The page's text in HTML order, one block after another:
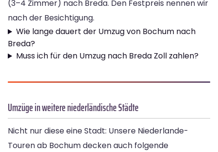
(3–4 Zimmer) nach Breda. Den Festpreis nennen wir
nach der Besichtigung.
Wie lange dauert der Umzug von Bochum nach
Breda?
Muss ich für den Umzug nach Breda Zoll zahlen?
Umzüge in weitere niederländische Städte
Nicht nur diese eine Stadt: Unsere Niederlande-
Touren ab Bochum decken auch folgende